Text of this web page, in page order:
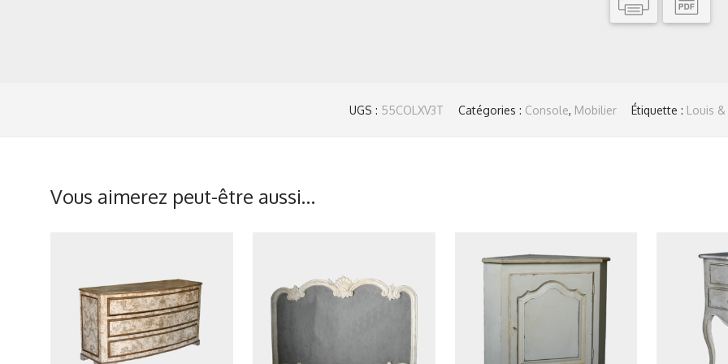
UGS : 55COLXV3T Catégories : Console, Mobilier Étiquette : Louis &
Vous aimerez peut-être aussi…